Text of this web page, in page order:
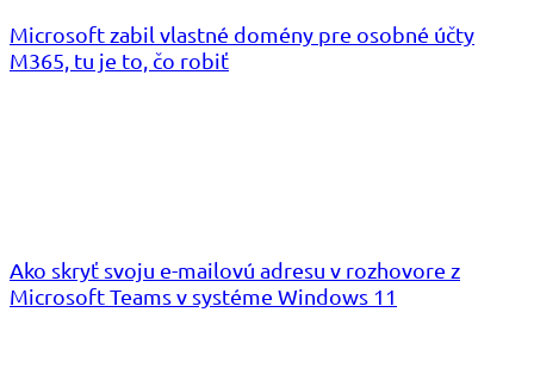
Microsoft zabil vlastné domény pre osobné účty
M365, tu je to, čo robiť
Ako skryť svoju e-mailovú adresu v rozhovore z
Microsoft Teams v systéme Windows 11